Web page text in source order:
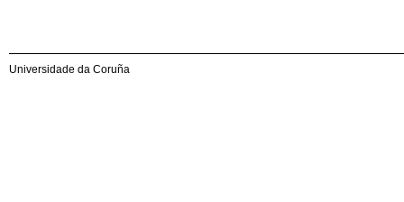
Universidade da Coruña